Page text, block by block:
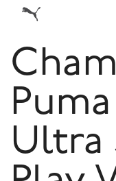
Puma
Ultra